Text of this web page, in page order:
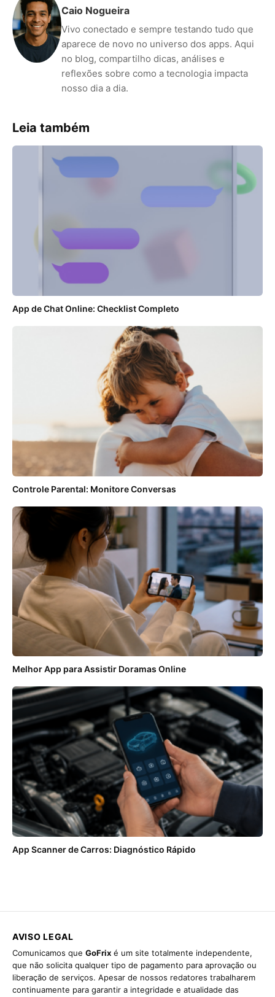
Caio Nogueira
Vivo conectado e sempre testando tudo que
aparece de novo no universo dos apps. Aqui
no blog, compartilho dicas, análises e
reflexões sobre como a tecnologia impacta
nosso dia a dia.
Leia também
App de Chat Online: Checklist Completo
Controle Parental: Monitore Conversas
Melhor App para Assistir Doramas Online
App Scanner de Carros: Diagnóstico Rápido
AVISO LEGAL
Comunicamos que GoFrix é um site totalmente independente,
que não solicita qualquer tipo de pagamento para aprovação ou
liberação de serviços. Apesar de nossos redatores trabalharem
continuamente para garantir a integridade e atualidade das